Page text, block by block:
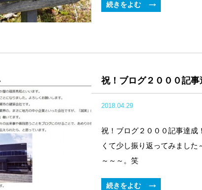
続きをよむ
祝！ブログ２０００記事
2018.04.29
祝！ブログ２０００記事達成
くて少し振り返ってみました
～～～。笑
続きをよむ